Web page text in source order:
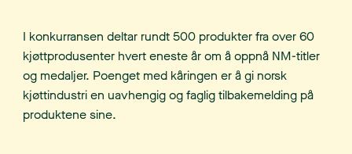
I konkurransen deltar rundt 500 produkter fra over 60
kjøttprodusenter hvert eneste år om å oppnå NM-titler
og medaljer. Poenget med kåringen er å gi norsk
kjøttindustri en uavhengig og faglig tilbakemelding på
produktene sine.